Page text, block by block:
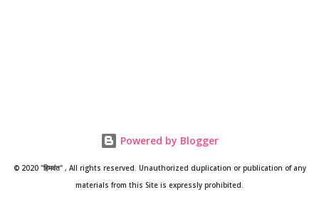
Powered by Blogger
© 2020 "हिमवंत" , All rights reserved. Unauthorized duplication or publication of any
materials from this Site is expressly prohibited.